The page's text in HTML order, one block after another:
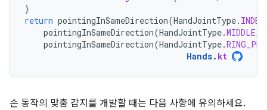
}
return pointingInSameDirection(HandJointType.
pointingInSameDirection(HandJointType.
pointingInSameDirection(HandJointType.
Hands. kt
손 동작의 맞춤 감지를 개발할 때는 다음 사항에 유의하세요.